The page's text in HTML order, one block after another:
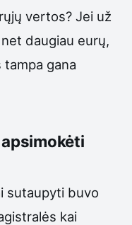
vertos? Jei už
daugiau eurų,
tampa gana
sutaupyti buvo
kai